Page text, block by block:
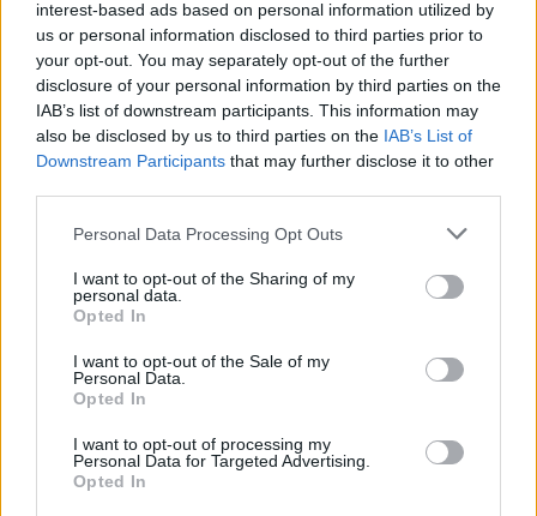
interest-based ads based on personal information utilized by
us or personal information disclosed to third parties prior to
your opt-out. You may separately opt-out of the further
disclosure of your personal information by third parties on the
IAB’s list of downstream participants. This information may
also be disclosed by us to third parties on the IAB’s List of
Downstream Participants that may further disclose it to other
Personal Data Processing Opt Outs
I want to opt-out of the Sharing of my
personal data.
Opted In
I want to opt-out of the Sale of my
Personal Data.
Opted In
I want to opt-out of processing my
Personal Data for Targeted Advertising.
Opted In
ΟΝΟΜΑ ΔΙΚΑΙΟΥΧΟΥ: ΚΟΙΝΩΝΙΚΗ ΣΥΝΕΤΑΙΡΙΣΤΙΚΗ
ΕΠΙΧΕΙΡΗΣΗΣ ΕΝΤΑΞΗΣ ΑΡΓΩ
IBAN: GR73 0172 2290 0052 2909 6332 691
BIC: PIRBGRAA
ΠΡΟΣΦΑΤΑ
Παρουσίαση στην εκπομπή “Μέρα με Χρώμα”
Παρουσίαση στο ραδιόφωνο
Περιβαλλοντικό συνέδριο με αλληλέγγυο μπουφέ από τον
δήμο Θεσσαλονίκης
ευχαριστήριο
ΤΑΚΤΙΚΗ ΕΚΛΟΓΟΑΠΟΛΟΓΙΣΤΙΚΉ ΓΕΝΙΚΗ ΣΥΝΕΛΕΥΣΗ